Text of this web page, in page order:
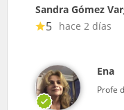
Sandra Gómez
5 hace 2 días
Ena
Profe